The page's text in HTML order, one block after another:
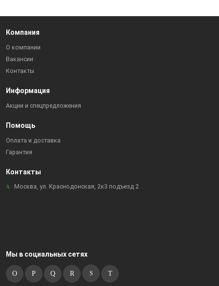
Компания
О компании
Вакансии
Контакты
Информация
Акции и спецпредложения
Помощь
Оплата и доставка
Гарантия
Контакты
Москва, ул. Краснодонская, 2к3 подъезд 2
Мы в социальных сетях